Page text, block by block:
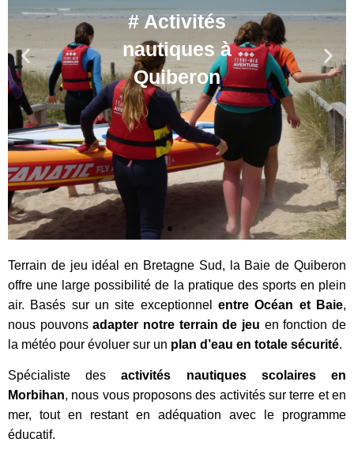
Terrain de jeu idéal en Bretagne Sud, la Baie de Quiberon
offre une large possibilité de la pratique des sports en plein
air. Basés sur un site exceptionnel entre Océan et Baie,
nous pouvonsadapter notre terrain de jeu en fonction de
la météo pour évoluer sur un plan d’eau en totale sécurité.
Spécialiste desactivités nautiques scolaires
en
Morbihan, nous vous proposons des activités sur terre et en
mer, tout en restant en adéquation avec le programme
éducatif.